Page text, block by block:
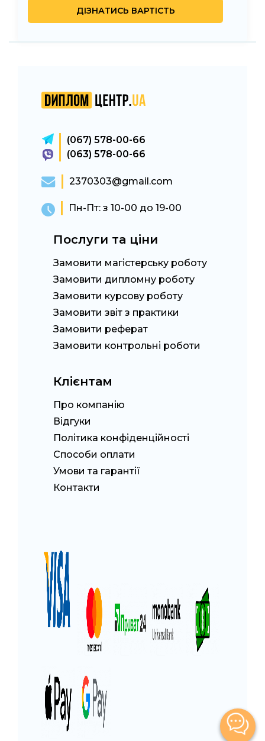
(067) 578-00-66
(063) 578-00-66
2370303@gmail.com
Пн-Пт: з 10-00 до 19-00
Послуги та ціни
Замовити магістерську роботу
Замовити дипломну роботу
Замовити курсову роботу
Замовити звіт з практики
Замовити реферат
Замовити контрольні роботи
Клієнтам
Про компанію
Відгуки
Політика конфіденційності
Способи оплати
Умови та гарантії
Контакти